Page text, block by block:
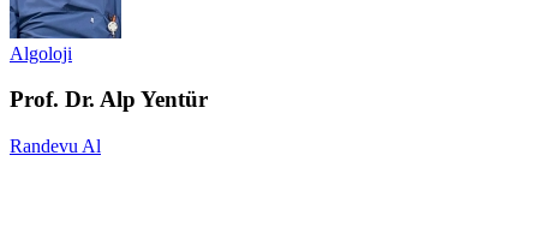
Algoloji
Prof. Dr. Alp Yentür
Randevu Al